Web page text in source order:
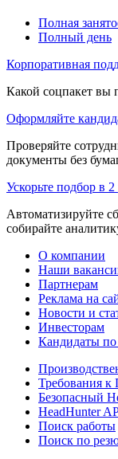
Полная
Полный день
Корпоративная
Какой соцпакет вы
Оформляйте
Проверяйте
документы без
Ускорьте подбор в
Автоматизируйте
собирайте
О компании
Наши
Партнерам
Реклама на
Новости и
Инвесторам
Кандидаты
Требования
Безопасный
HeadHunter
Поиск работы
Поиск по